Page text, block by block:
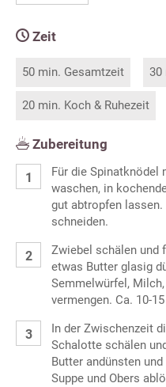
Zeit
50 min. Gesamtzeit 30
20 min. Koch & Ruhezeit
Zubereitung
Für die Spinatknödel
waschen, in
gut abtropfen
schneiden.
Zwiebel schälen und
etwas Butter glasig
Semmelwürfel,
vermengen. Ca. 10-
In der Zwischenzeit
Schalotte schälen
Butter andünsten
Suppe und Obers